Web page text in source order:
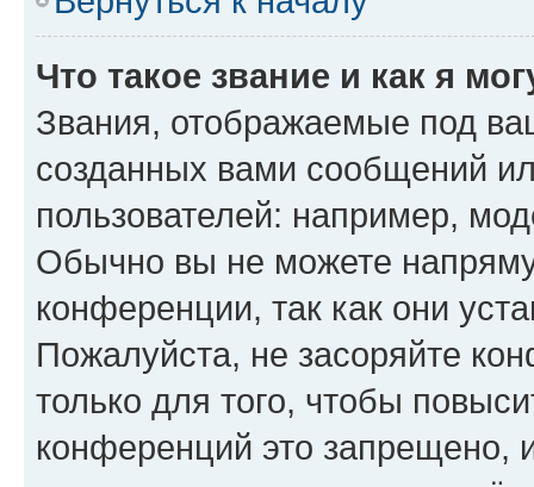
Что такое звание и как я
Звания, отображаемые под
созданных вами сообщений
пользователей: например,
Обычно вы не можете
конференции, так как они
Пожалуйста, не засоряйте
только для того, чтобы
конференций это запрещено,